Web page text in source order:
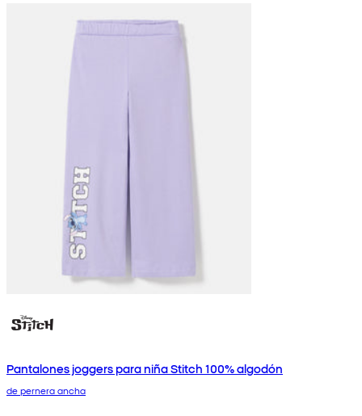
Pantalones joggers para niña Stitch 100% algodón
de pernera ancha